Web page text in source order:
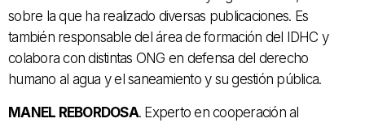
sobre la que ha realizado diversas publicaciones. Es
también responsable del área de formación del IDHC y
colabora con distintas ONG en defensa del derecho
humano al agua y el saneamiento y su gestión pública.
MANEL REBORDOSA. Experto en cooperación al